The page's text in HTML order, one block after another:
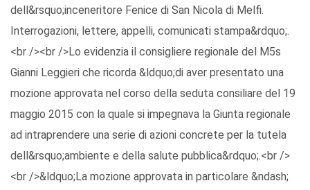
dell&rsquo;inceneritore Fenice di San Nicola di Melfi.
Interrogazioni, lettere, appelli, comunicati stampa&rdquo;.
<br /><br />Lo evidenzia il consigliere regionale del M5s
Gianni Leggieri che ricorda &ldquo;di aver presentato una
mozione approvata nel corso della seduta consiliare del 19
maggio 2015 con la quale si impegnava la Giunta regionale
ad intraprendere una serie di azioni concrete per la tutela
dell&rsquo;ambiente e della salute pubblica&rdquo;.<br />
<br />&ldquo;La mozione approvata in particolare &ndash;